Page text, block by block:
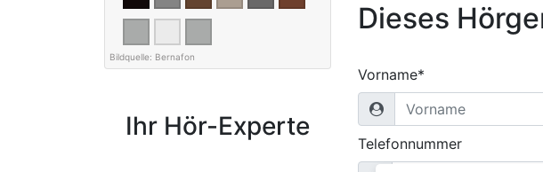
Ihr Hör-Experte
Dieses
Vorname*
Telefonnummer